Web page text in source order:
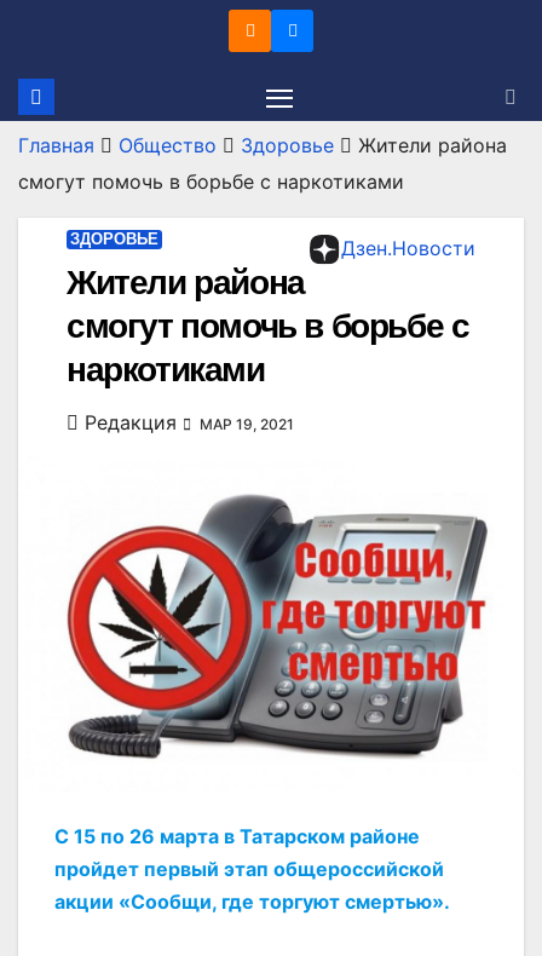
содержимому
Главная Общество Здоровье
Жители района
смогут помочь в борьбе с наркотиками
Дзен.Новости
ЗДОРОВЬЕ
Жители района
смогут помочь в борьбе с
наркотиками
Редакция МАР 19, 2021
С 15 по 26 марта в Татарском районе
пройдет первый этап общероссийской
акции «Сообщи, где торгуют смертью».